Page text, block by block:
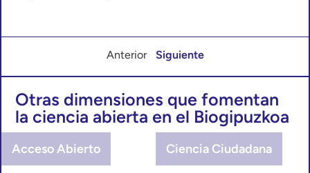
Anterior Siguiente
Otras dimensiones que fomentan
la ciencia abierta en el Biogipuzkoa
Acceso Abierto Ciencia Ciudadana